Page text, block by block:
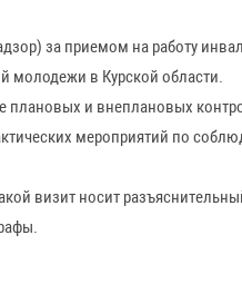
за приемом на работу
молодежи в Курской области.
плановых и внеплановых
мероприятий по
визит носит